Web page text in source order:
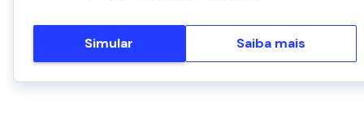
Simular Saiba mais